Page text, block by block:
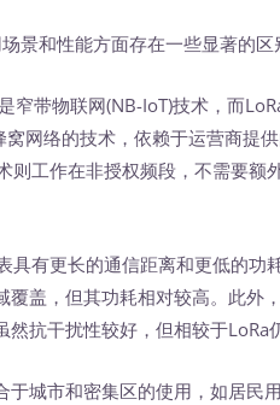
景和性能方面存在一些显著的区
带物联网(NB-IoT)技术，而
网络的技术，依赖于运营商提
则工作在非授权频段，不需要额
有更长的通信距离和更低的功
盖，但其功耗相对较高。此外
抗干扰性较好，但相较于LoRa
城市和密集区的使用，如居民